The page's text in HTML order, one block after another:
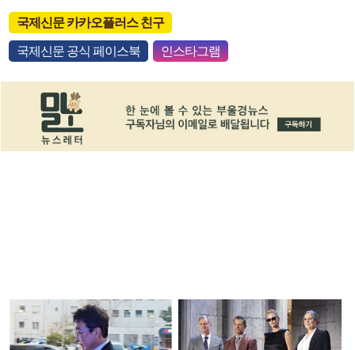
국제신문 카카오플러스 친구
국제신문 공식 페이스북 인스타그램